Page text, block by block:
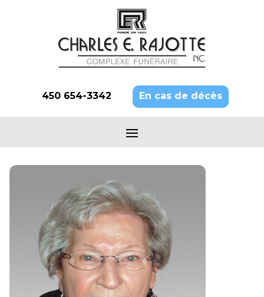
450 654-3342 En cas de décès